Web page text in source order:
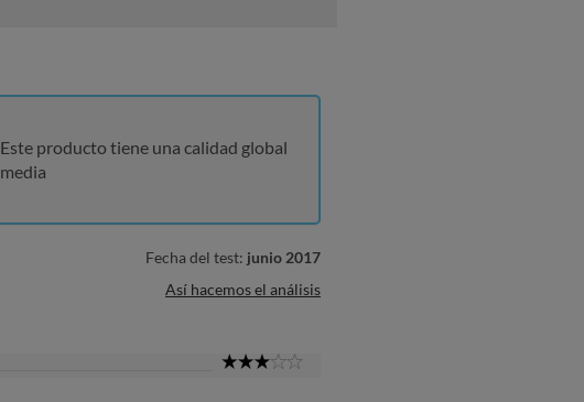
Este producto tiene una calidad global
media
Fecha del test: junio 2017
Así hacemos el análisis